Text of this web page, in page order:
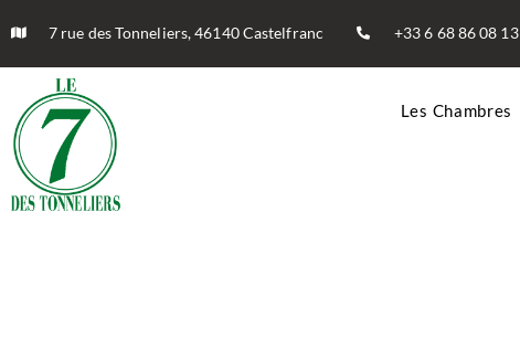
7 rue des Tonneliers, 46140 Castelfranc +33 6 68 86 08 13
Les Chambres